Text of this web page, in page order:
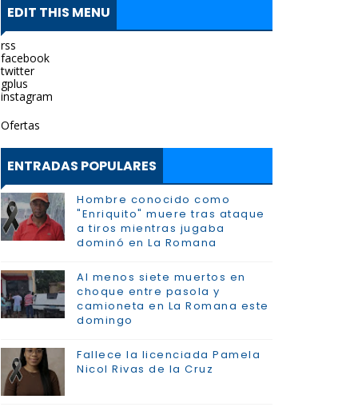
EDIT THIS MENU
rss
facebook
twitter
gplus
instagram
Ofertas
ENTRADAS POPULARES
Hombre conocido como
"Enriquito" muere tras ataque
a tiros mientras jugaba
dominó en La Romana
Al menos siete muertos en
choque entre pasola y
camioneta en La Romana este
domingo
Fallece la licenciada Pamela
Nicol Rivas de la Cruz